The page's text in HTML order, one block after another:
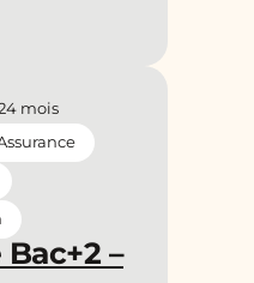
–
mois